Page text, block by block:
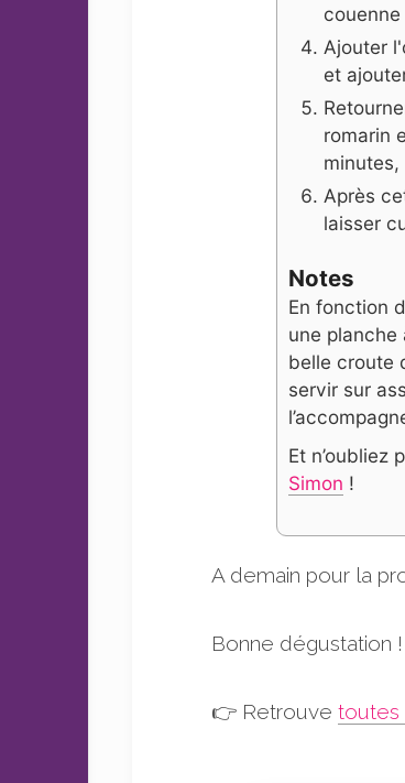
Ajouter
et
romarin
Après
laisser
Notes
En fonction
une
belle croute
servir sur
Et n’oubliez
Simon !
A demain pour la
Bonne dégustation !
👉 Retrouve toutes